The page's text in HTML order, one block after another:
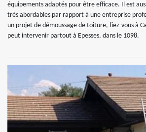
équipements adaptés pour être efficace. Il est
très abordables par rapport à une entreprise
un projet de démoussage de toiture, fiez-vous à
peut intervenir partout à Epesses, dans le 1098.